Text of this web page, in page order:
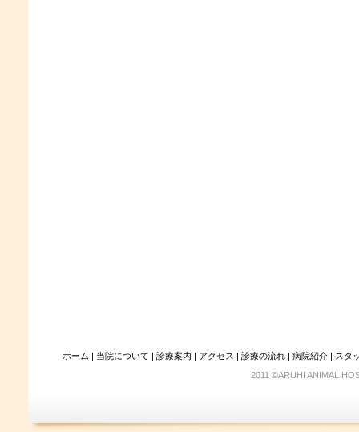
ホーム | 当院について | 診療案内 | アクセス | 診療の流れ| 病院紹介| スタ
2011 ©ARUHI ANIMAL